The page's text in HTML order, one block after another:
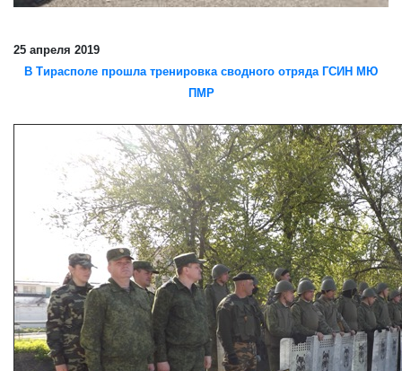
25 апреля 2019
В Тирасполе прошла тренировка сводного отряда ГСИН МЮ
ПМР